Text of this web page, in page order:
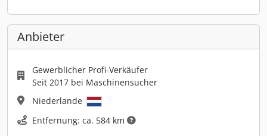
Anbieter
Gewerblicher Profi-Verkäufer
Seit 2017 bei Maschinensucher
Niederlande
Entfernung: ca. 584 km